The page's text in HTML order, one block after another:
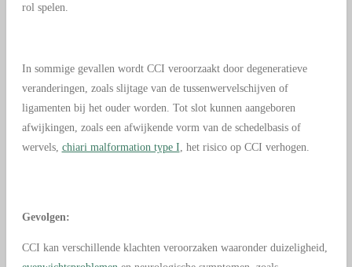
rol spelen.
In sommige gevallen wordt CCI veroorzaakt door degeneratieve
veranderingen, zoals slijtage van de tussenwervelschijven of
ligamenten bij het ouder worden. Tot slot kunnen aangeboren
afwijkingen, zoals een afwijkende vorm van de schedelbasis of
wervels, chiari malformation type I , het risico op CCI verhogen.
Gevolgen:
CCI kan verschillende klachten veroorzaken waaronder duizeligheid,